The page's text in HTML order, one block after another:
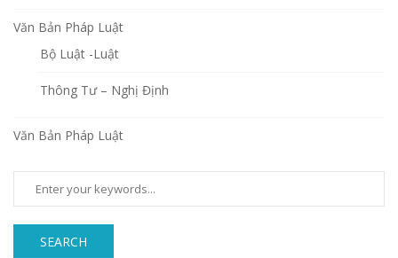
Văn Bản Pháp Luật
Bộ Luật -Luật
Thông Tư – Nghị Định
Văn Bản Pháp Luật
SEARCH